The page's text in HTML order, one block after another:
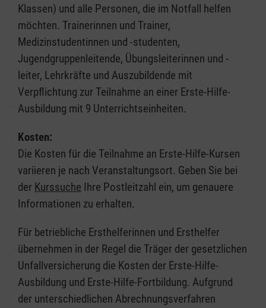
Klassen) und alle Personen, die im Notfall helfen
möchten. Trainerinnen und Trainer,
Medizinstudentinnen und -studenten,
Jugendgruppenleitende, Übungsleiterinnen und -
leiter, Lehrkräfte und Auszubildende mit
Verpflichtung zur Teilnahme an einer Erste-Hilfe-
Ausbildung mit 9 Unterrichtseinheiten.
Kosten:
Die Kosten für die Teilnahme an Erste-Hilfe-Kursen
variieren je nach Veranstaltungsort. Geben Sie bei
der Kurssuche Ihre Postleitzahl ein, um genauere
Informationen zu erhalten.
Für betriebliche Ersthelferinnen und Ersthelfer
übernehmen in der Regel die Träger der gesetzlichen
Unfallversicherung die Kosten der Erste-Hilfe-
Ausbildung und Erste-Hilfe-Fortbildung. Aufgrund
der unterschiedlichen Abrechnungsverfahren